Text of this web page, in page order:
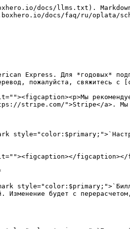
docs/llms.txt).
docs/faq/ru/oplata/
Express. Для *годовых*
пожалуйста,
рекомендуем
stripe.com/">Stripe</a>.
Изменение будет с